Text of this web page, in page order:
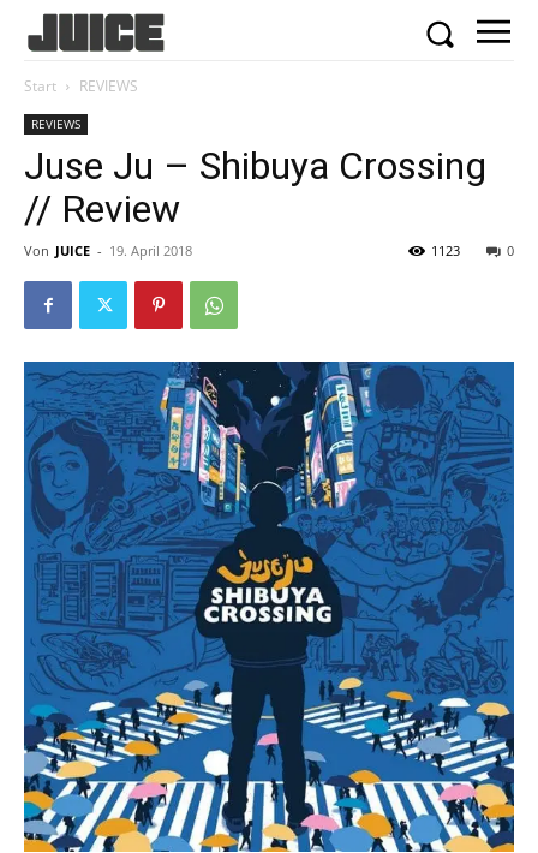
Start REVIEWS
REVIEWS
Juse Ju – Shibuya Crossing
// Review
Von JUICE - 19. April 2018 0
1123